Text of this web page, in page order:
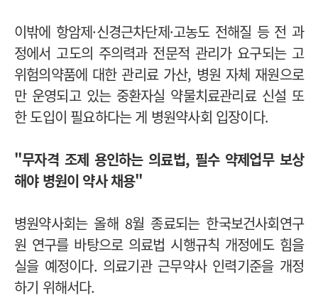
이밖에 항암제·신경근차단제·고농도 전해질 등 전 과
정에서 고도의 주의력과 전문적 관리가 요구되는 고
위험의약품에 대한 관리료 가산, 병원 자체 재원으로
만 운영되고 있는 중환자실 약물치료관리료 신설 또
한 도입이 필요하다는 게 병원약사회 입장이다.
"무자격 조제 용인하는 의료법, 필수 약제업무 보상
해야 병원이 약사 채용"
병원약사회는 올해 8월 종료되는 한국보건사회연구
원 연구를 바탕으로 의료법 시행규칙 개정에도 힘을
실을 예정이다. 의료기관 근무약사 인력기준을 개정
하기 위해서다.